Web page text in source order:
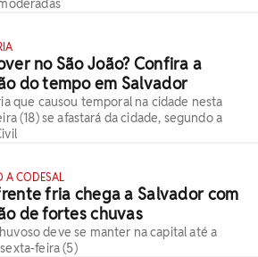
no São João? Confira a
do tempo em Salvador
que causou temporal na cidade nesta
(18) se afastará da cidade, segundo a
A CODESAL
fria chega a Salvador com
de fortes chuvas
deve se manter na capital até a
feira (5)